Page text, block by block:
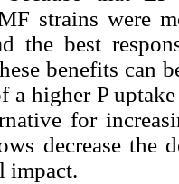
strains were
the best
benefits can
a higher P
for
decrease the
impact.